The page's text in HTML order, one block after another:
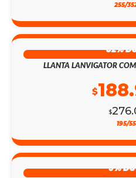
255/
32%
LLANTA LANVIGATOR
$
$
195/
9%